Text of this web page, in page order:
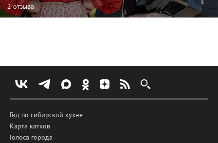
2 отзыва
Гид по сибирской кухне
Карта катков
Голоса города